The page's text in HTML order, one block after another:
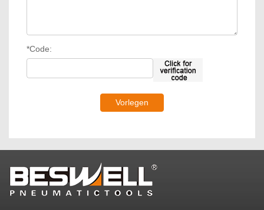
*Code: